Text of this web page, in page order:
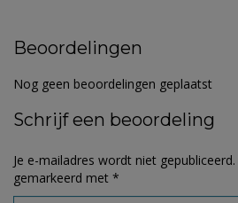
Beoordelingen
Nog geen beoordelingen geplaatst
Schrijf een beoordeling
Je e-mailadres wordt niet gepubliceerd.
gemarkeerd met *